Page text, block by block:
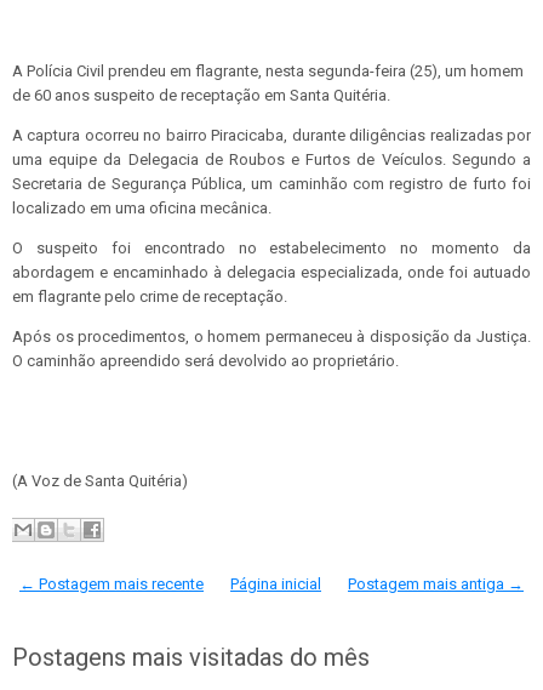
A Polícia Civil prendeu em flagrante, nesta segunda-feira (25), um homem
de 60 anos suspeito de receptação em Santa Quitéria.
A captura ocorreu no bairro Piracicaba, durante diligências realizadas por
uma equipe da Delegacia de Roubos e Furtos de Veículos. Segundo a
Secretaria de Segurança Pública, um caminhão com registro de furto foi
localizado em uma oficina mecânica.
O suspeito foi encontrado no estabelecimento no momento da
abordagem e encaminhado à delegacia especializada, onde foi autuado
em flagrante pelo crime de receptação.
Após os procedimentos, o homem permaneceu à disposição da Justiça.
O caminhão apreendido será devolvido ao proprietário.
(A Voz de Santa Quitéria)
← Postagem mais recente Postagem mais antiga →
Página inicial
Postagens mais visitadas do mês